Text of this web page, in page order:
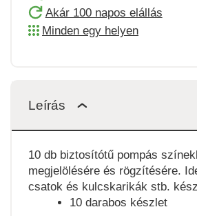
Akár 100 napos elállás
Minden egy helyen
Leírás
10 db biztosítótű pompás
megjelölésére és rögzítésére.
csatok és kulcskarikák stb.
10 darabos készlet